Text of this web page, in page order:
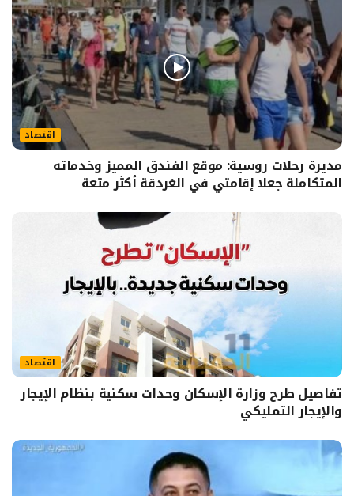
اقتصاد
مديرة رحلات روسية: موقع الفندق المميز وخدماته
المتكاملة جعلا إقامتي في الغردقة أكثر متعة
اقتصاد
تفاصيل طرح وزارة الإسكان وحدات سكنية بنظام الإيجار
والإيجار التمليكي